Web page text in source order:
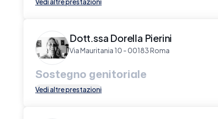
Dott.ssa Dorella Pierini
Via Mauritania 10 - 00183 Roma
Sostegno genitoriale
Vedi altre prestazioni